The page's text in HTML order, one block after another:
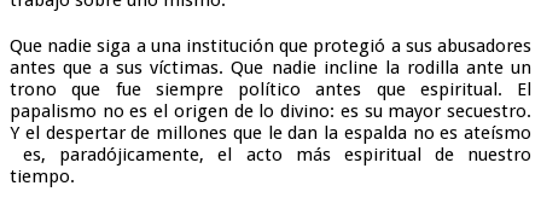
Que nadie siga a una institución que protegió a sus abusadores
antes que a sus víctimas. Que nadie incline la rodilla ante un
trono que fue siempre político antes que espiritual. El
papalismo no es el origen de lo divino: es su mayor secuestro.
Y el despertar de millones que le dan la espalda no es ateísmo
es, paradójicamente, el acto más espiritual de nuestro
tiempo.